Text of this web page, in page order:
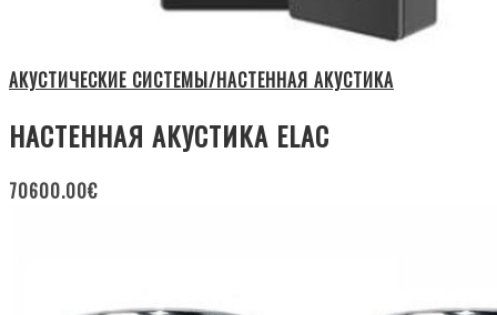
АКУСТИЧЕСКИЕ СИСТЕМЫ/НАСТЕННАЯ АКУСТИКА
НАСТЕННАЯ АКУСТИКА ELAC
70600.00€